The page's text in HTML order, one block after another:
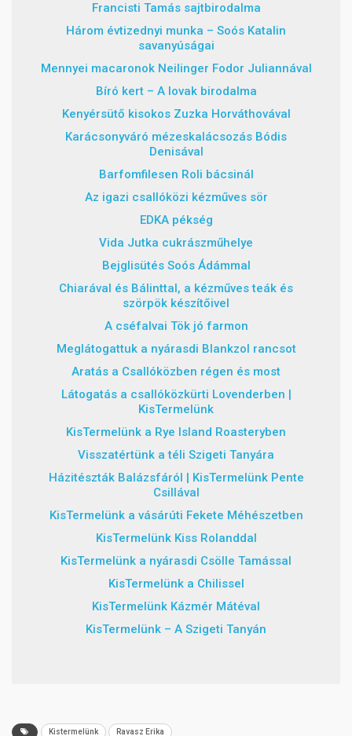
Francisti Tamás sajtbirodalma
Három évtizednyi munka – Soós Katalin
savanyúságai
Mennyei macaronok Neilinger Fodor Juliannával
Bíró kert – A lovak birodalma
Kenyérsütő kisokos Zuzka Horváthovával
Karácsonyváró mézeskalácsozás Bódis
Denisával
Barfomfilesen Roli bácsinál
Az igazi csallóközi kézműves sör
EDKA pékség
Vida Jutka cukrászműhelye
Bejglisütés Soós Ádámmal
Chiarával és Bálinttal, a kézműves teák és
szörpök készítőivel
A cséfalvai Tök jó farmon
Meglátogattuk a nyárasdi Blankzol rancsot
Aratás a Csallóközben régen és most
Látogatás a csallóközkürti Lovenderben |
KisTermelünk
KisTermelünk a Rye Island Roasteryben
Visszatértünk a téli Szigeti Tanyára
Házitészták Balázsfáról | KisTermelünk Pente
Csillával
KisTermelünk a vásárúti Fekete Méhészetben
KisTermelünk Kiss Rolanddal
KisTermelünk a nyárasdi Csölle Tamással
KisTermelünk a Chilissel
KisTermelünk Kázmér Mátéval
KisTermelünk – A Szigeti Tanyán
Kistermelünk Ravasz Erika